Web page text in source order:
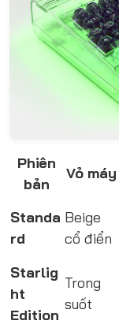
Phiên
bản
Vỏ máy
Standa
rd
Beige
cổ điển
Starlig
ht
Edition
Trong
suốt